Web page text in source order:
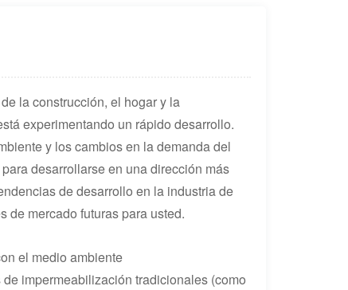
la construcción, el hogar y la
experimentando un rápido desarrollo.
y los cambios en la demanda del
desarrollarse en una dirección más
de desarrollo en la industria de
de mercado futuras para usted.
el medio ambiente
impermeabilización tradicionales (como